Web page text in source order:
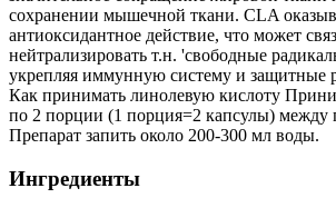
сохранении мышечной ткани. CLA
антиоксидантное действие, что может
нейтрализировать т.н. 'свободные
укрепляя иммунную систему и защитные
Как принимать линолевую кислоту
по 2 порции (1 порция=2 капсулы)
Препарат запить около 200-300 мл воды.
Ингредиенты